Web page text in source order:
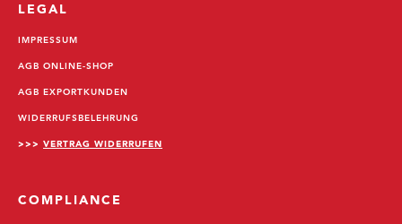
LEGAL
IMPRESSUM
AGB ONLINE-SHOP
AGB EXPORTKUNDEN
WIDERRUFSBELEHRUNG
>>> VERTRAG WIDERRUFEN
COMPLIANCE